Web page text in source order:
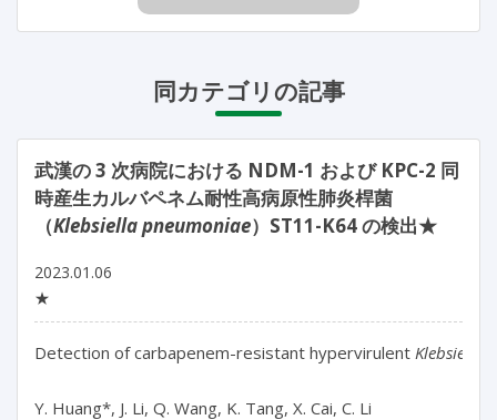
同カテゴリの記事
武漢の 3 次病院における NDM-1 および KPC-2 同
時産生カルバペネム耐性高病原性肺炎桿菌
（Klebsiella pneumoniae）ST11-K64 の検出★
2023.01.06
★
Detection of carbapenem-resistant hypervirulent Klebsiella
Y. Huang*, J. Li, Q. Wang, K. Tang, X. Cai, C. Li